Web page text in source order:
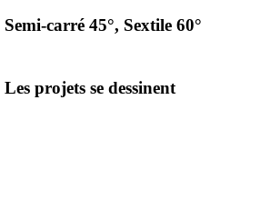
Semi-carré 45°, Sextile 60°
Les projets se dessinent